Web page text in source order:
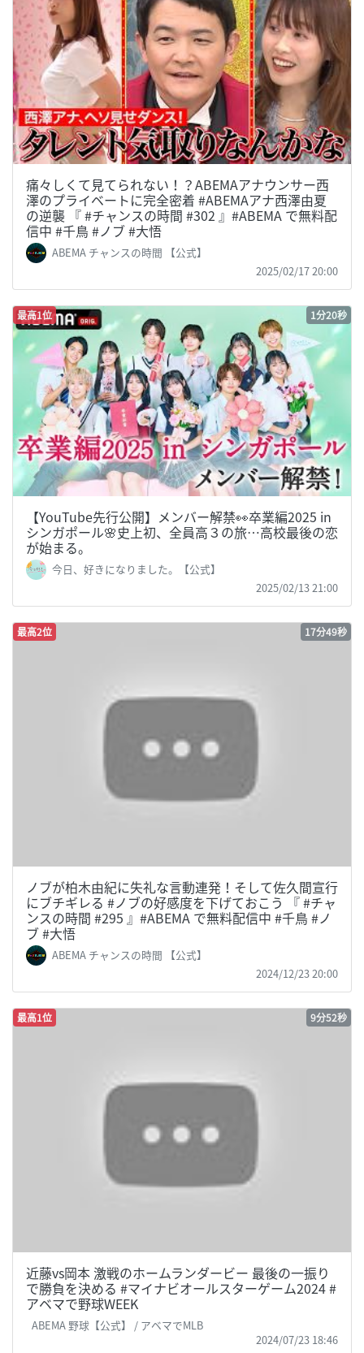
痛々しくて見てられない！？ABEMAアナウンサー西
澤のプライベートに完全密着 #ABEMAアナ西澤由夏
の逆襲 『 #チャンスの時間 #302 』#ABEMA で無料配
信中 #千鳥 #ノブ #大悟
ABEMA チャンスの時間 【公式】
2025/02/17 20:00
最高1位 1分20秒
【YouTube先行公開】メンバー解禁👀卒業編2025 in
シンガポール🌸史上初、全員高３の旅…高校最後の恋
が始まる。
今日、好きになりました。【公式】
2025/02/13 21:00
最高2位 17分49秒
ノブが柏木由紀に失礼な言動連発！そして佐久間宣行
にブチギレる #ノブの好感度を下げておこう 『 #チャ
ンスの時間 #295 』#ABEMA で無料配信中 #千鳥 #ノ
ブ #大悟
ABEMA チャンスの時間 【公式】
2024/12/23 20:00
最高1位 9分52秒
近藤vs岡本 激戦のホームランダービー 最後の一振り
で勝負を決める #マイナビオールスターゲーム2024 #
アベマで野球WEEK
ABEMA 野球【公式】 / アベマでMLB
2024/07/23 18:46